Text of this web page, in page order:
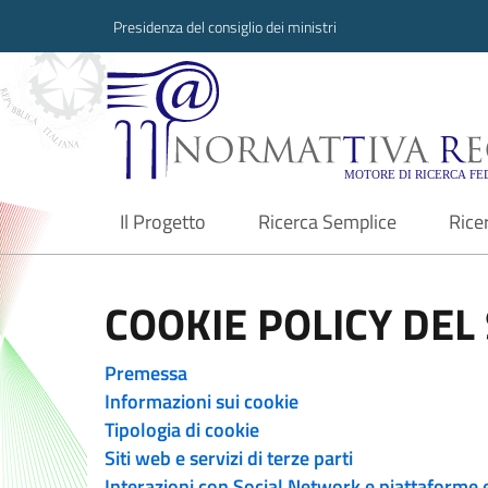
Presidenza del consiglio dei ministri
Normattiva
Il Progetto
current Ricerca Semplice
COOKIE POLICY
Premessa
Informazioni sui cookie
Tipologia di cookie
Siti web e servizi di terze parti